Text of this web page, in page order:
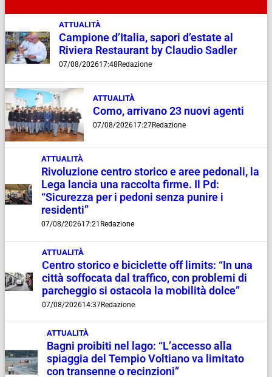
ATTUALITÀ
Campione d’Italia, sapori d’estate al
Riviera Restaurant by Claudio Sadler
07/08/202617:48 Redazione
ATTUALITÀ
Como, arrivano 23 nuovi agenti
07/08/202617:27Redazione
ATTUALITÀ
Rivoluzione centro storico e aree pedonali, la
Lega lancia una raccolta firme. Il Pd:
“Sicurezza per i pedoni senza punire i
residenti”
07/08/202617:21 Redazione
ATTUALITÀ
Centro storico e biciclette off limits: “In una
città soffocata dal traffico, con problemi di
parcheggio si ostacola la mobilità dolce”
07/08/202614:37Redazione
ATTUALITÀ
Bagni proibiti nel lago: “L’accesso alla
spiaggia del Tempio Voltiano va limitato
con transenne o recinzioni”